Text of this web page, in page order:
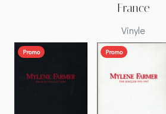
France
Vinyle
Promo Promo